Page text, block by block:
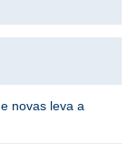
novas leva a